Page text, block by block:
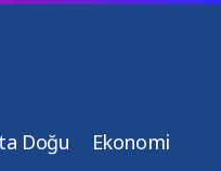
Doğu Ekonomi